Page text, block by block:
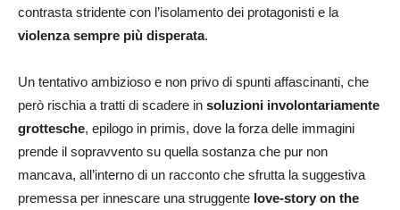
contrasta stridente con l’isolamento dei protagonisti e la
violenza sempre più disperata.
Un tentativo ambizioso e non privo di spunti affascinanti, che
però rischia a tratti di scadere in soluzioni involontariamente
grottesche, epilogo in primis, dove la forza delle immagini
prende il sopravvento su quella sostanza che pur non
mancava, all’interno di un racconto che sfrutta la suggestiva
premessa per innescare una struggente love-story on the